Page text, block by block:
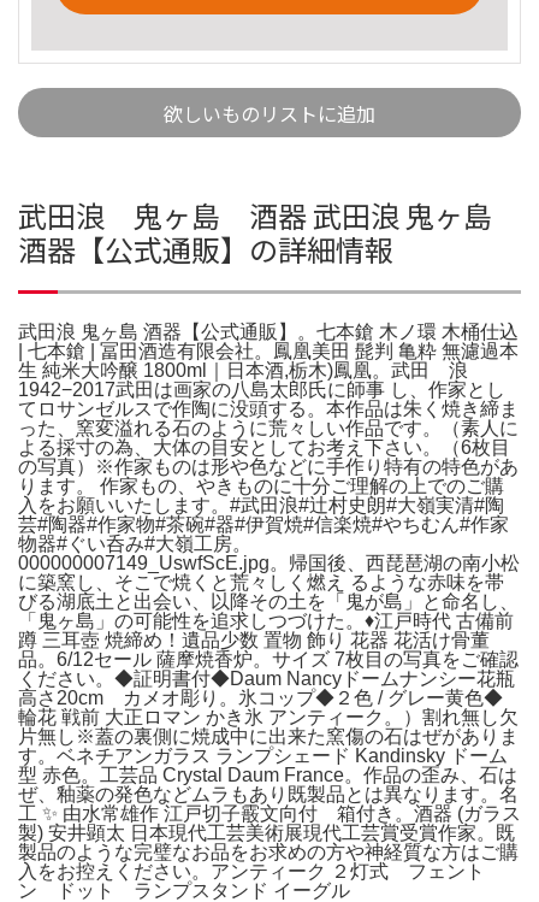
欲しいものリストに追加
武田浪 鬼ヶ島 酒器 武田浪 鬼ヶ島
酒器【公式通販】の詳細情報
武田浪 鬼ヶ島 酒器【公式通販】。七本鎗 木ノ環 木桶仕込
| 七本鎗 | 冨田酒造有限会社。鳳凰美田 髭判 亀粋 無濾過本
生 純米大吟醸 1800ml｜日本酒,栃木)鳳凰。武田 浪
1942−2017武田は画家の八島太郎氏に師事 し、作家とし
てロサンゼルスで作陶に没頭する。本作品は朱く焼き締ま
った、窯変溢れる石のように荒々しい作品です。（素人に
よる採寸の為、大体の目安としてお考え下さい。（6枚目
の写真）※作家ものは形や色などに手作り特有の特色があ
ります。 作家もの、やきものに十分ご理解の上でのご購
入をお願いいたします。#武田浪#辻村史朗#大嶺実清#陶
芸#陶器#作家物#茶碗#器#伊賀焼#信楽焼#やちむん#作家
物器#ぐい呑み#大嶺工房。
000000007149_UswfScE.jpg。帰国後、西琵琶湖の南小松
に築窯し、そこで焼くと荒々しく燃え るような赤味を帯
びる湖底土と出会い、以降その土を「鬼が島」と命名し、
「鬼ヶ島」の可能性を追求しつづけた。♦江戸時代 古備前
蹲 三耳壺 焼締め！遺品少数 置物 飾り 花器 花活け骨董
品。6/12セール 薩摩焼香炉。サイズ 7枚目の写真をご確認
ください。◆証明書付◆Daum Nancyドームナンシー花瓶
高さ20cm カメオ彫り。氷コップ◆２色 / グレー黄色◆
輪花 戦前 大正ロマン かき氷 アンティーク。）割れ無し欠
片無し※蓋の裏側に焼成中に出来た窯傷の石はぜがありま
す。ベネチアンガラス ランプシェード Kandinsky ドーム
型 赤色。工芸品 Crystal Daum France。作品の歪み、石は
ぜ、釉薬の発色などムラもあり既製品とは異なります。名
工 ✨️ 由水常雄作 江戸切子霰文向付 箱付き。酒器 (ガラス
製) 安井顕太 日本現代工芸美術展現代工芸賞受賞作家。既
製品のような完璧なお品をお求めの方や神経質な方はご購
入をお控えください。アンティーク ２灯式 フェント
ン ドット ランプスタンド イーグル